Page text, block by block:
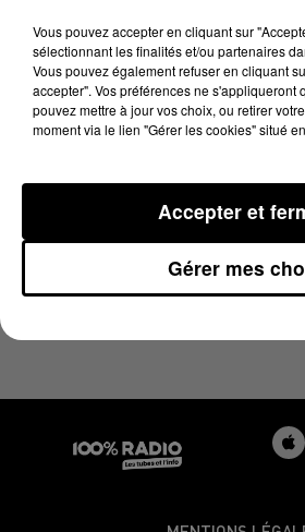
13 novembre 2023 - 1 min 14 sec
L'AGENDA DU LOT DU 13/
Vous pouvez accepter en cliquant sur
sélectionnant les finalités et/ou partenaires
Vous pouvez également refuser en cliquant
accepter". Vos préférences ne s'appliqueront
pouvez mettre à jour vos choix, ou retirer
moment via le lien "Gérer les cookies" situé
Gérer mes
Accepter et